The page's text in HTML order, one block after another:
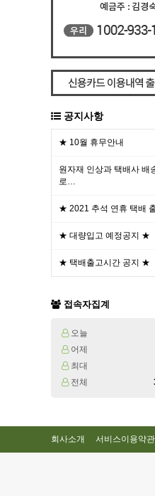
공지사항
★ 10월 휴무안내
원자재 인상과 택배사 배
로…
★ 2021 추석 연휴 택배
★ 대량입고 예정공지 ★
★ 택배출고시간 공지 ★
접속자집계
오늘
어제
최대
전체
회사소개 서비스이용약관